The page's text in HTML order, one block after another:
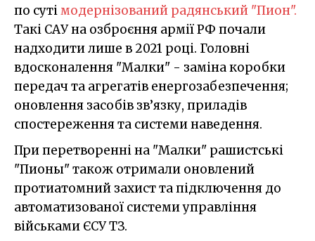
по сутімодернізований радянський "Пион".
Такі САУ на озброєння армії РФ почали
надходити лише в 2021 році. Головні
вдосконалення "Малки" - заміна коробки
передач та агрегатів енергозабезпечення;
оновлення засобів зв’язку, приладів
спостереження та системи наведення.
При перетворенні на "Малки" рашистські
"Пионы" також отримали оновлений
протиатомний захист та підключення до
автоматизованої системи управління
військами ЄСУ ТЗ.